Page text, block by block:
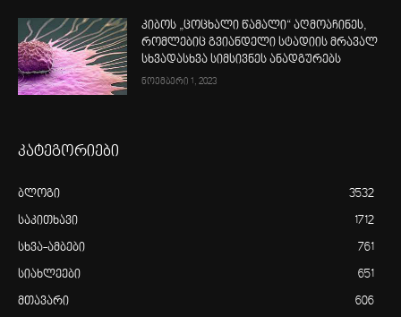
კიბოს „ცოცხალი წამალი“ აღმოაჩინეს,
რომლებიც გვიანდელი სტადიის მრავალ
სხვადასხვა სიმსივნეს ანადგურებს
ნოემბერი 1, 2023
კატეგორიები
ბლოგი 3532
საკითხავი 1712
სხვა-ამბები 761
სიახლეები 651
მთავარი 606